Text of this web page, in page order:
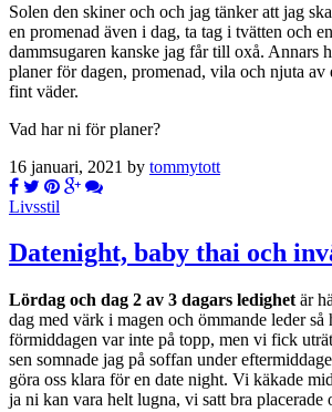
Solen den skiner och och jag tänker att jag
en promenad även i dag, ta tag i tvätten och
dammsugaren kanske jag får till oxå. Annars
planer för dagen, promenad, vila och njuta av
fint väder.
Vad har ni för planer?
16 januari, 2021 by tommytott
Livsstil
Datenight, baby thai och
Lördag och dag 2 av 3 dagars ledighet är
dag med värk i magen och ömmande leder så
förmiddagen var inte på topp, men vi fick
sen somnade jag på soffan under
göra oss klara för en date night. Vi käkade
ja ni kan vara helt lugna, vi satt bra placerade